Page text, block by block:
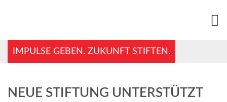
IMPULSE GEBEN. ZUKUNFT STIFTEN.
NEUE STIFTUNG UNTERSTÜTZT